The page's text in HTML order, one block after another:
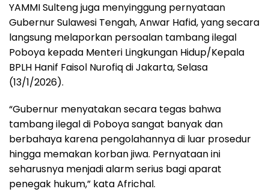
YAMMI Sulteng juga menyinggung pernyataan
Gubernur Sulawesi Tengah, Anwar Hafid, yang secara
langsung melaporkan persoalan tambang ilegal
Poboya kepada Menteri Lingkungan Hidup/Kepala
BPLH Hanif Faisol Nurofiq di Jakarta, Selasa
(13/1/2026).
“Gubernur menyatakan secara tegas bahwa
tambang ilegal di Poboya sangat banyak dan
berbahaya karena pengolahannya di luar prosedur
hingga memakan korban jiwa. Pernyataan ini
seharusnya menjadi alarm serius bagi aparat
penegak hukum,” kata Africhal.